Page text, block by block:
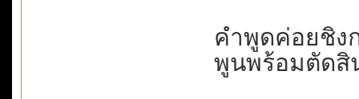
คำพูดค่อยชิง
พูนพร้อมตัดสิ